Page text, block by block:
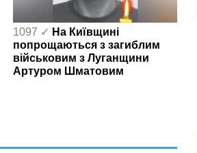
1097 ✓ На Київщині
попрощаються з загиблим
військовим з Луганщини
Артуром Шматовим